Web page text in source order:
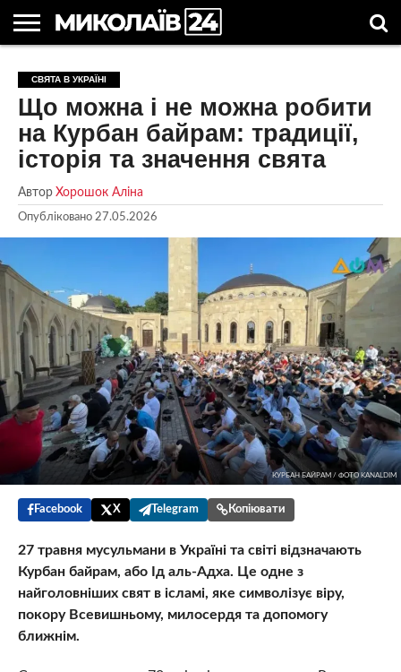
НОВИНИ
НОВИНИ
МИКОЛАЄВА
МИКОЛАЇВСЬКА
ОБЛАСТЬ
НОВИНИ
СПОРТУ
УКРАЇНА
ТА СВІТ
НОВИНИ
КОМПАНІЙ
АСТРОЛОГІЯ
СВЯТА
В
УКРАЇНІ
КОРИСНІ
СТАТТІ
СВЯТА В УКРАЇНІ
Що можна і не можна робити
на Курбан байрам: традиції,
історія та значення свята
Автор Хорошок Аліна
Опубліковано 27.05.2026
КУРБАН БАЙРАМ / ФОТО KANALDIM
Facebook X Telegram Копіювати
27 травня мусульмани в Україні та світі відзначають
Курбан байрам, або Ід аль-Адха. Це одне з
найголовніших свят в ісламі, яке символізує віру,
покору Всевишньому, милосердя та допомогу
ближнім.